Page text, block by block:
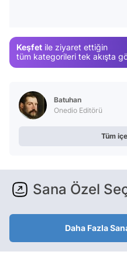
Keşfet ile ziyaret ettiğin
tüm kategorileri tek akışta
Batuhan
Onedio Editörü
Tüm
Sana Özel
Daha Fazla